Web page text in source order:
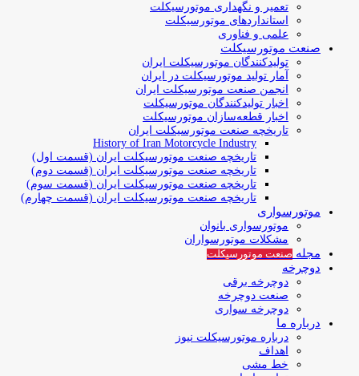
تعمیر و نگهداری موتورسیکلت
استانداردهای موتورسیکلت
علمی و فناوری
صنعت موتورسیکلت
تولیدکنندگان موتورسیکلت ایران
آمار تولید موتورسیکلت در ایران
انجمن صنعت موتورسیکلت ایران
اخبار تولیدکنندگان موتورسیکلت
اخبار قطعه‌سازان موتورسیکلت
تاریخچه صنعت موتورسیکلت ایران
History of Iran Motorcycle Industry
تاریخچه صنعت موتورسیکلت ایران (قسمت اول)
تاریخچه صنعت موتورسیکلت ایران (قسمت دوم)
تاریخچه صنعت موتورسیکلت ایران (قسمت سوم)
تاریخچه صنعت موتورسیکلت ایران (قسمت چهارم)
موتورسواری
موتورسواری بانوان
مشکلات موتورسواران
مجله صنعت موتورسیکلت
دوچرخه
دوچرخه برقی
صنعت دوچرخه
دوچرخه سواری
درباره ما
درباره موتورسیکلت نیوز
اهداف
خط مشی